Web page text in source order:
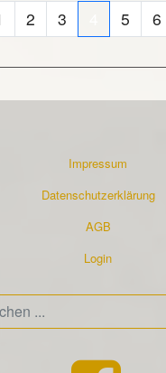
2 3 5 6
Impressum
Datenschutzerklärung
AGB
Login